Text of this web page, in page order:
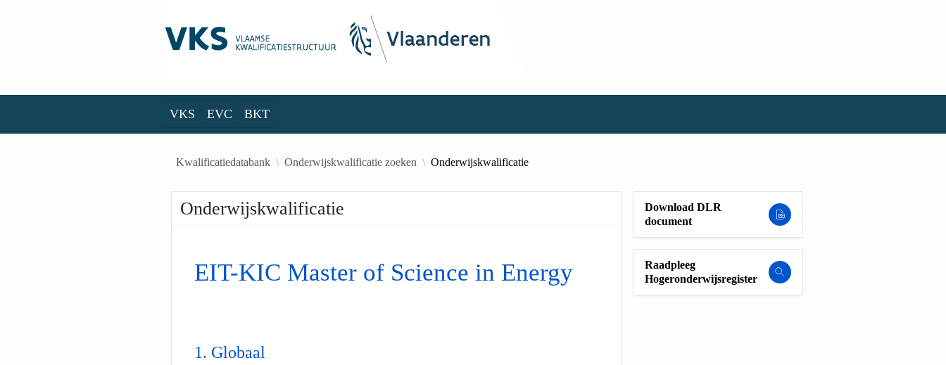
VKS EVC BKT
Kwalificatiedatabank Onderwijskwalificatie zoeken Onderwijskwalificatie
Onderwijskwalificatie
EIT-KIC Master of Science in Energy
Globaal
Download DLR
document
Raadpleeg
Hogeronderwijsregister